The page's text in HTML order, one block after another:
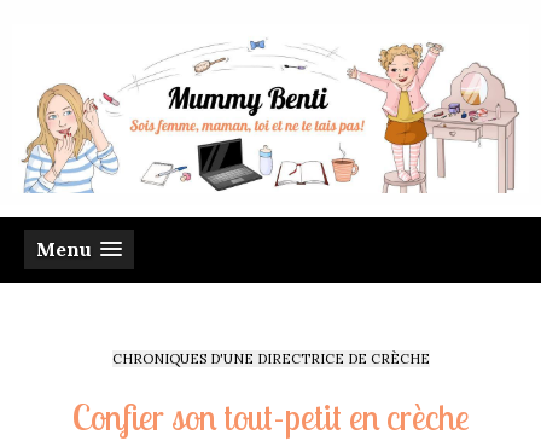
Menu
CHRONIQUES D'UNE DIRECTRICE DE CRÈCHE
Confier son tout-petit en crèche